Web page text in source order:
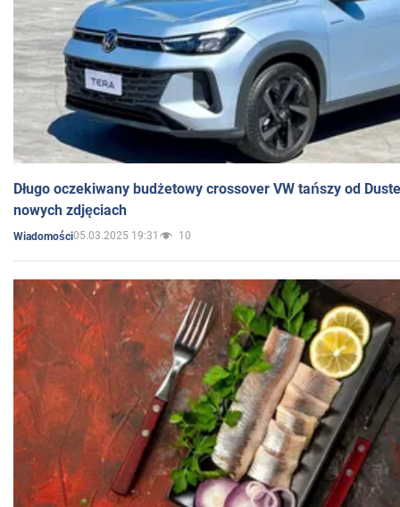
Długo oczekiwany budżetowy crossover VW tańszy od
nowych zdjęciach
Wiadomości05.03.2025 19:31 10